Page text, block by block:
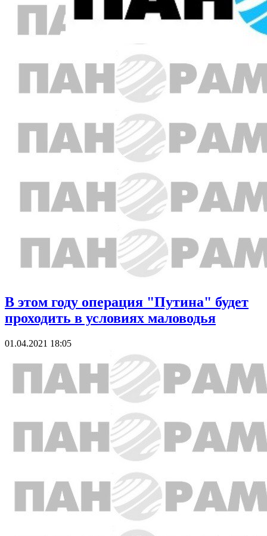
В этом году операция "Путина" будет
проходить в условиях маловодья
01.04.2021 18:05